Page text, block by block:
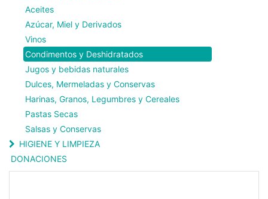
Aceites
Azúcar, Miel y Derivados
Vinos
Condimentos y Deshidratados
Jugos y bebidas naturales
Dulces, Mermeladas y Conservas
Harinas, Granos, Legumbres y Cereales
Pastas Secas
Salsas y Conservas
HIGIENE Y LIMPIEZA
DONACIONES